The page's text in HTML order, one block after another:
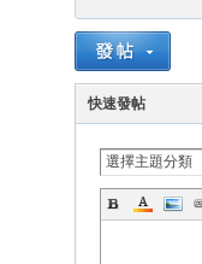
快速發帖
選擇主題分類